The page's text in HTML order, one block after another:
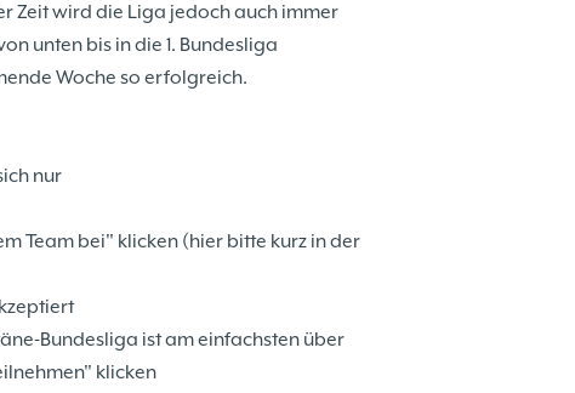
Zeit wird die Liga jedoch auch immer
unten bis in die 1. Bundesliga
Woche so erfolgreich.
nur
Team bei" klicken (hier bitte kurz in der
Bundesliga ist am einfachsten über
klicken